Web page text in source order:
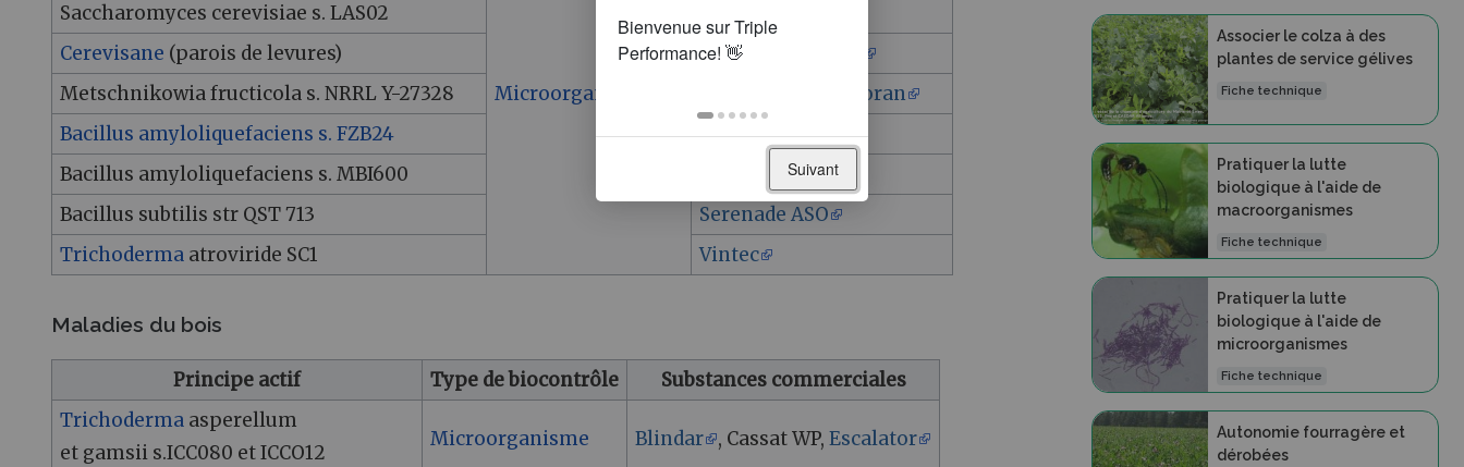
Microorganisme
Saccharomyces cerevisiae s. LAS02
Cerevisane (parois de levures) Roméo
Metschnikowia fructicola s. NRRL Y-27328
Loran
Bacillus amyloliquefaciens s. FZB24
Taegro
Bacillus amyloliquefaciens s. MBI600
Bacillus subtilis str QST 713
Serenade ASO
Trichodermaatroviride SC1 Vintec
Maladies du bois
Principe actif Type de biocontrôle
Substances commerciales
Trichodermaasperellum
et gamsii s.ICC080 et ICCO12
Microorganisme Blindar , Cassat WP, Escalator
Associer le colza à des
plantes de service gélives
Fiche technique
Pratiquer la lutte
biologique à l'aide de
macroorganismes
Fiche technique
Pratiquer la lutte
biologique à l'aide de
microorganismes
Fiche technique
Autonomie fourragère et
dérobées
Suivant